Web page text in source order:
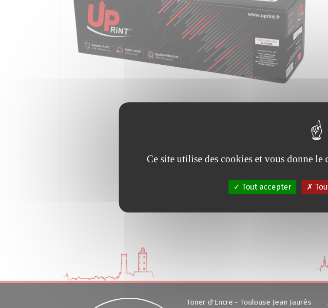
Toner d'Encre - Toulouse Jean Jaurès
Ce site utilise des cookies et vous donne
Tout accepter